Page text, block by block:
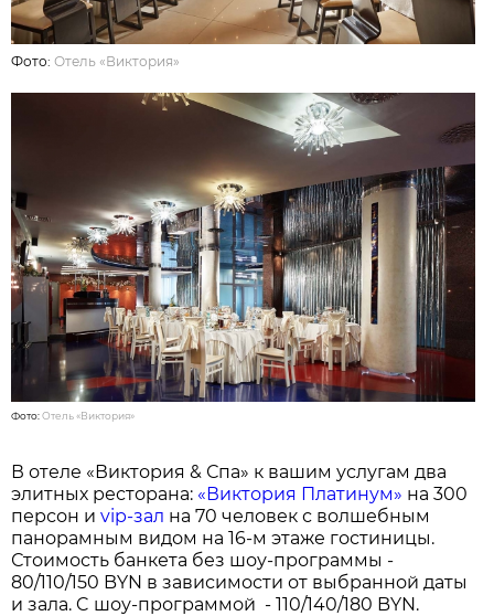
Фото:Отель «Виктория»
Фото:Отель «Виктория»
В отеле «Виктория & Спа» к вашим услугам два
элитных ресторана: «Виктория Платинум» на 300
персон иvip-зал на 70 человек с волшебным
панорамным видом на 16-м этаже гостиницы.
Стоимость банкета без шоу-программы -
80/110/150 BYN в зависимости от выбранной даты
и зала. C шоу-программой - 110/140/180 BYN.